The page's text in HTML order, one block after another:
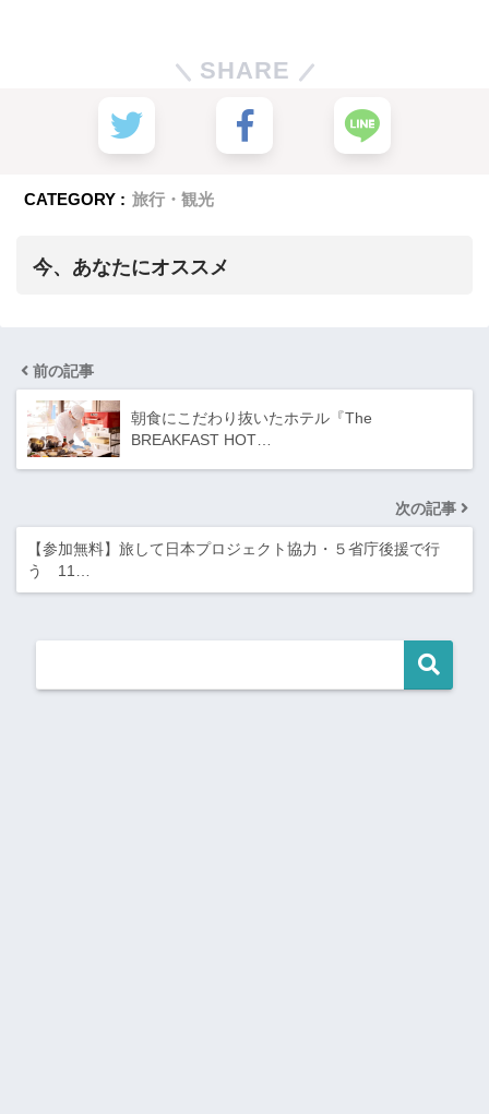
SHARE
CATEGORY : 旅行・観光
今、あなたにオススメ
前の記事
朝食にこだわり抜いたホテル『The
BREAKFAST HOT…
次の記事
【参加無料】旅して日本プロジェクト協力・５省庁後援で行
う 11…